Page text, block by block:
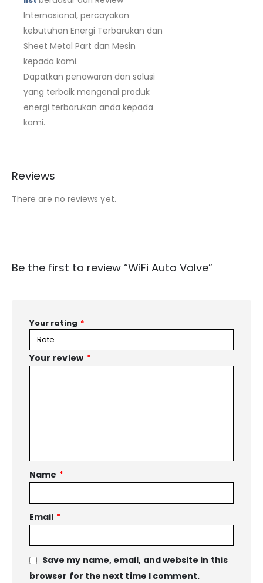
Internasional, percayakan
kebutuhan Energi Terbarukan dan
Sheet Metal Part dan Mesin
kepada kami.
Dapatkan penawaran dan solusi
yang terbaik mengenai produk
energi terbarukan anda kepada
kami.
Reviews
There are no reviews yet.
Be the first to review “WiFi Auto Valve”
Your rating *
Your review *
Name *
Email *
Save my name, email, and website in this
browser for the next time I comment.